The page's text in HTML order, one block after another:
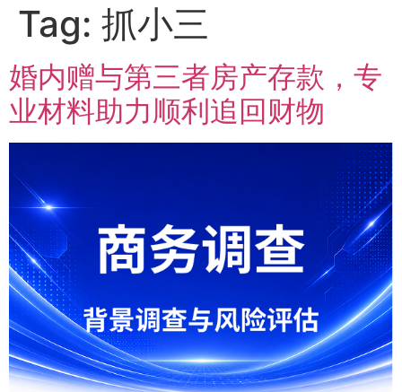
Tag: 抓小三
婚内赠与第三者房产存款，专
业材料助力顺利追回财物